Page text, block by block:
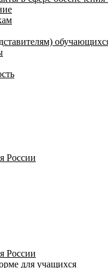
России
России
для учащихся